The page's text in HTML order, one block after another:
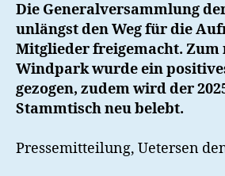
Die Generalversammlung
unlängst den Weg für die
Mitglieder freigemacht. Zum
Windpark wurde ein
gezogen, zudem wird der
Stammtisch neu belebt.
Pressemitteilung, Uetersen